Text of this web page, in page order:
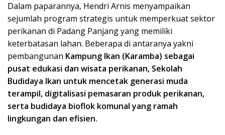
Dalam paparannya, Hendri Arnis menyampaikan
sejumlah program strategis untuk memperkuat sektor
perikanan di Padang Panjang yang memiliki
keterbatasan lahan. Beberapa di antaranya yakni
pembangunan Kampung Ikan (Karamba) sebagai
pusat edukasi dan wisata perikanan, Sekolah
Budidaya Ikan untuk mencetak generasi muda
terampil, digitalisasi pemasaran produk perikanan,
serta budidaya bioflok komunal yang ramah
lingkungan dan efisien.